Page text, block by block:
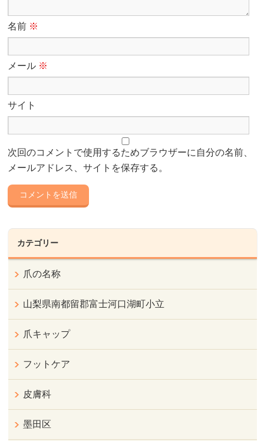
名前 ※
メール ※
サイト
次回のコメントで使用するためブラウザーに自分の名前、
メールアドレス、サイトを保存する。
カテゴリー
爪の名称
山梨県南都留郡富士河口湖町小立
爪キャップ
フットケア
皮膚科
墨田区